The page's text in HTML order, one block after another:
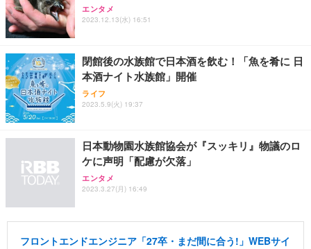
エンタメ
2023.12.13(水) 16:51
閉館後の水族館で日本酒を飲む！「魚を肴に 日
本酒ナイト水族館」開催
ライフ
2023.5.9(火) 19:37
日本動物園水族館協会が『スッキリ』物議のロ
ケに声明「配慮が欠落」
エンタメ
2023.3.27(月) 16:49
フロントエンドエンジニア「27卒・まだ間に合う!」WEBサイ